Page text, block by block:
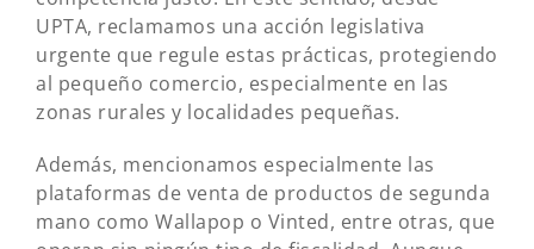
UPTA, reclamamos una acción legislativa
urgente que regule estas prácticas, protegiendo
al pequeño comercio, especialmente en las
zonas rurales y localidades pequeñas.
Además, mencionamos especialmente las
plataformas de venta de productos de segunda
mano como Wallapop o Vinted, entre otras, que